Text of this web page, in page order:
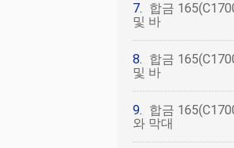
합금
및 바
합금
및 바
합금
와 막대